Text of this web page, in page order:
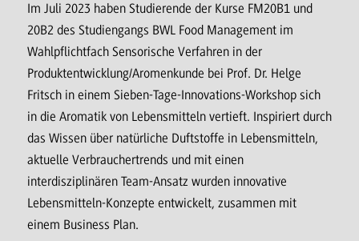
Im Juli 2023 haben Studierende der Kurse FM20B1 und
20B2 des Studiengangs BWL Food Management im
Wahlpflichtfach Sensorische Verfahren in der
Produktentwicklung/Aromenkunde bei Prof. Dr. Helge
Fritsch in einem Sieben-Tage-Innovations-Workshop sich
in die Aromatik von Lebensmitteln vertieft. Inspiriert durch
das Wissen über natürliche Duftstoffe in Lebensmitteln,
aktuelle Verbrauchertrends und mit einen
interdisziplinären Team-Ansatz wurden innovative
Lebensmitteln-Konzepte entwickelt, zusammen mit
einem Business Plan.